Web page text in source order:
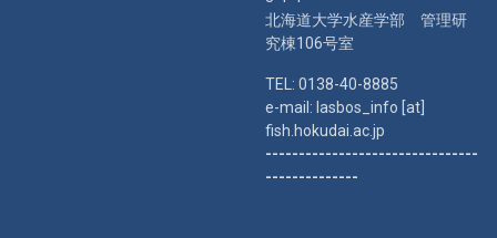
北海道大学水産学部 管理研
究棟106号室
TEL: 0138-40-8885
e-mail: lasbos_info [at]
fish.hokudai.ac.jp
--------------------------------
--------------